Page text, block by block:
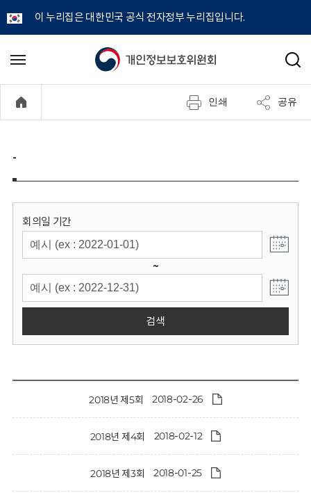
이 누리집은 대한민국 공식 전자정부 누리집입니다.
개
정
보
위
원
회
메
기
검
인쇄 공유
-
회의일 기간
~
검색
2018년 제5회 2018-02-26
2018년 제4회 2018-02-12
2018년 제3회 2018-01-25